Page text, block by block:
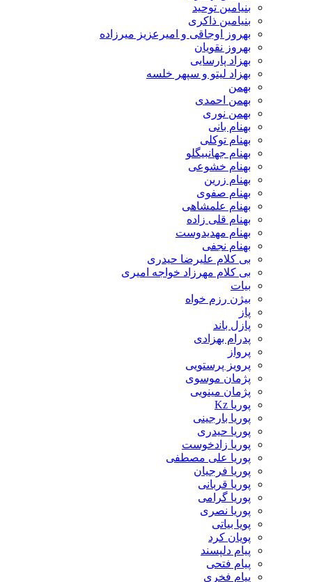
بنیامین توحید
بنیامین ذاکری
بهروز اوجاقی و امیرعزیز میرزاده
بهروز نقویان
بهزاد پارسایی
بهزاد لیتو و سپهر خلسه
بهمن
بهمن احمدی
بهمن نوری
بهنام بانی
بهنام توکلی
بهنام جهانبیگلو
بهنام خشوعی
بهنام زرین
بهنام صفوی
بهنام علمشاهی
بهنام قلی زاده
بهنام مهدیدوست
بهنام نجفی
بی کلام علیرضا حیدری
بی کلام مهرزاد خواجه امیری
بیات
بیژن رزم خواه
پاز
پازل باند
پدرام بهزادی
پرواز
پرویز پرستویی
پژمان موسوی
پژمان مینویی
پوریا Kz
پوریا بارجینی
پوریا حیدری
پوریا زادخوست
پوریا علی مصطفی
پوریا فرجیان
پوریا قربانی
پوریا گرامی
پوریا نصری
پویا بیاتی
پویان کرد
پیام دلپسند
پیام فتحی
پیام فخری